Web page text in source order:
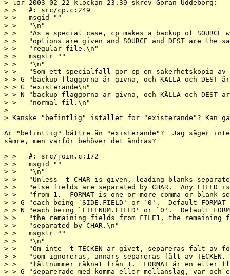
> lör 2003-02-22 klockan 23.39 skrev Göran Uddeborg:
> >   #: src/cp.c:249
> >   msgid ""
> >   "\n"
> >   "As a special case, cp makes a backup of SOURCE
> >   "options are given and SOURCE and DEST are the
> >   "regular file.\n"
> >   msgstr ""
> >   "\n"
> >   "Som ett specialfall gör cp en säkerhetskopia av
> > G "backup-flaggorna är givna, och KÄLLA och DEST är
> > G "existerande\n"
> > N "backup-flaggorna är givna, och KÄLLA och DEST
> >   "normal fil.\n"
>
> Kanske "befintlig" istället för "existerande"? Kan
Är "befintlig" bättre än "existerande"?  Jag säger
sämre, men varför behöver det ändras?
> >   #: src/join.c:172
> >   msgid ""
> >   "\n"
> >   "Unless -t CHAR is given, leading blanks
> >   "else fields are separated by CHAR.  Any FIELD
> >   "from 1.  FORMAT is one or more comma or blank
> > G "each being `SIDE.FIELD' or `0'.  Default
> > N "each being `FILENUM.FIELD' or `0'.  Default
> >   "the remaining fields from FILE1, the
> >   "separated by CHAR.\n"
> >   msgstr ""
> >   "\n"
> >   "Om inte -t TECKEN är givet, separeras fält av
> >   "som ignoreras, annars separeras fält av
> >   "fältnummer räknat från 1.  FORMAT är en eller
> > G "separerade med komma eller mellanslag, var